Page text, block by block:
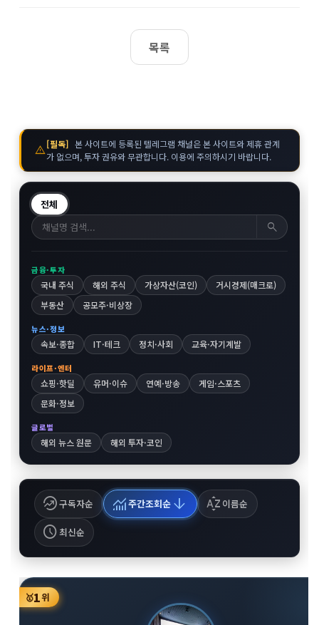
목록
warning[필독] 본 사이트에 등록된 텔레그램 채널은 본 사이트와 제휴 관계
가 없으며, 투자 권유와 무관합니다. 이용에 주의하시기 바랍니다.
전체
search
금융·투자
국내 주식 해외 주식 가상자산(코인)
거시경제(매크로)
부동산
공모주·비상장
뉴스·정보
속보·종합 IT·테크 정치·사회 교육·자기계발
라이프·엔터
쇼핑·핫딜 유머·이슈 연예·방송
게임·스포츠
문화·정보
글로벌
해외 뉴스 원문 해외 투자·코인
whatshot구독자순 monitoring주간조회순 arrow_downward sort_by_alpha 이름순
schedule최신순
🥇1위